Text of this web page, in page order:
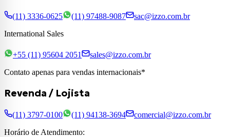
(11) 3336-0625 (11) 97488-9087
sac@izzo.com.br
International Sales
+55 (11) 95604 2051
sales@izzo.com.br
Contato apenas para vendas internacionais*
Revenda / Lojista
(11) 3797-0100 (11) 94138-3694
comercial@izzo.com.br
Horário de Atendimento: